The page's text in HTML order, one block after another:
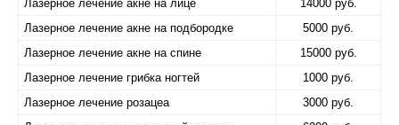
Лазерное лечение акне на лице
14000 руб.
Лазерное лечение акне на подбородке
5000 руб.
Лазерное лечение акне на спине
15000 руб.
Лазерное лечение грибка ногтей
1000 руб.
Лазерное лечение розацеа
3000 руб.